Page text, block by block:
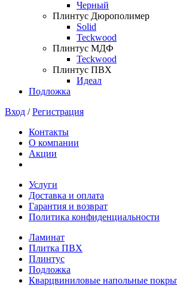
Черный
Плинтус Дюрополимер
Solid
Teckwood
Плинтус МДФ
Teckwood
Плинтус ПВХ
Идеал
Подложка
Вход /Регистрация
Контакты
О компании
Акции
Услуги
Доставка и оплата
Гарантия и возврат
Политика конфиденциальности
Ламинат
Плитка ПВХ
Плинтус
Подложка
Кварцвиниловые напольные